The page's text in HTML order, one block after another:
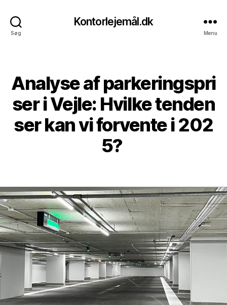
Søg
Kontorlejemål.dk
Menu
Kategorier
Analyse af parkeringspri
ser i Vejle: Hvilke tenden
ser kan vi forvente i 202
5?